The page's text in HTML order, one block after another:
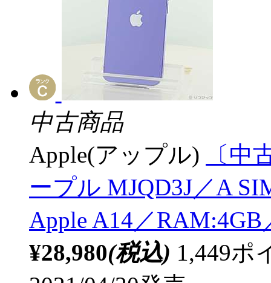
中古商品
Apple(アップル)
〔中
ープル MJQD3J／A
Apple A14／
¥28,980(税込) 1,449ポ